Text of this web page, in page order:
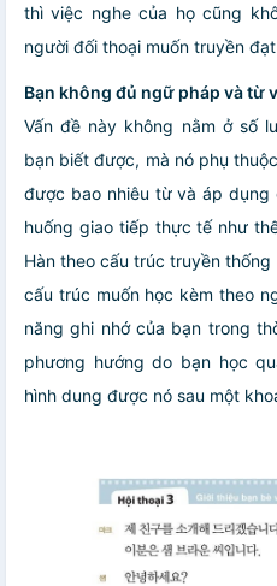
thì việc nghe của họ cũng
người đối thoại muốn truyền
Bạn không đủ ngữ pháp và từ
Vấn đề này không nằm ở số
bạn biết được, mà nó phụ
được bao nhiêu từ và áp
huống giao tiếp thực tế như
Hàn theo cấu trúc truyền
cấu trúc muốn học kèm theo
năng ghi nhớ của bạn trong
phương hướng do bạn học
hình dung được nó sau một